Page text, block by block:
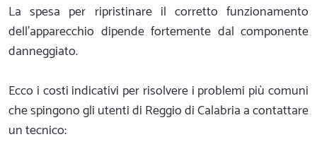
La spesa per ripristinare il corretto funzionamento
dell'apparecchio dipende fortemente dal componente
danneggiato.
Ecco i costi indicativi per risolvere i problemi più comuni
che spingono gli utenti di Reggio di Calabria a contattare
un tecnico: